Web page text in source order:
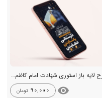
طرح لایه باز استوری شهادت امام کاظم ع
visibility
90,000 تومان